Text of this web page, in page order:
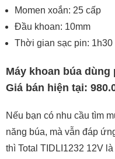
Momen xoắn: 25 cấp
Đầu khoan: 10mm
Thời gian sạc pin: 1h30
Máy khoan búa dùng
Giá bán hiện tại:
Nếu bạn có nhu cầu tìm
năng búa, mà vẫn đáp
thì Total TIDLI1232 12V